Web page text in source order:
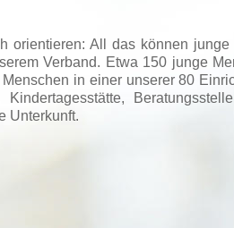
orientieren: All das können junge
Verband. Etwa 150 junge
in einer unserer 80
Unterkunft.